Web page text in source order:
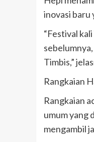
inovasi baru
“Festival
Timbis,”
Rangkaian
Rangkaian
umum yang
mengambil